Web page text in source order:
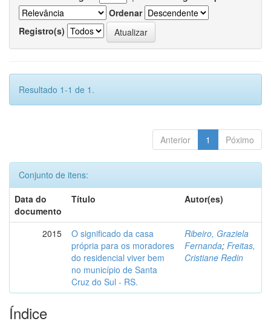
Ordenar
Registro(s)
Resultado 1-1 de 1.
Anterior 1 Póximo
Conjunto de itens:
Data do
documento
Título Autor(es)
2015
O significado da casa
própria para os moradores
do residencial viver bem
no município de Santa
Cruz do Sul - RS.
Ribeiro, Graziela
Fernanda; Freitas,
Cristiane Redin
Índice